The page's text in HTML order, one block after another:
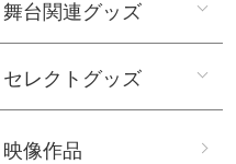
舞台関連グッズ
セレクトグッズ
映像作品